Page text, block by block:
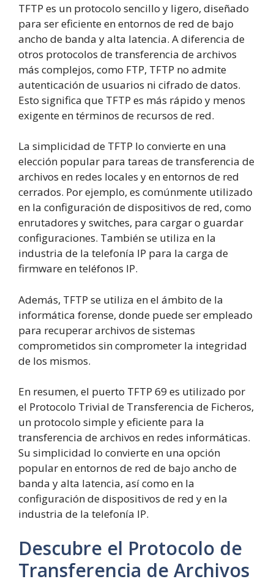
TFTP es un protocolo sencillo y ligero, diseñado
para ser eficiente en entornos de red de bajo
ancho de banda y alta latencia. A diferencia de
otros protocolos de transferencia de archivos
más complejos, como FTP, TFTP no admite
autenticación de usuarios ni cifrado de datos.
Esto significa que TFTP es más rápido y menos
exigente en términos de recursos de red.
La simplicidad de TFTP lo convierte en una
elección popular para tareas de transferencia de
archivos en redes locales y en entornos de red
cerrados. Por ejemplo, es comúnmente utilizado
en la configuración de dispositivos de red, como
enrutadores y switches, para cargar o guardar
configuraciones. También se utiliza en la
industria de la telefonía IP para la carga de
firmware en teléfonos IP.
Además, TFTP se utiliza en el ámbito de la
informática forense, donde puede ser empleado
para recuperar archivos de sistemas
comprometidos sin comprometer la integridad
de los mismos.
En resumen, el puerto TFTP 69 es utilizado por
el Protocolo Trivial de Transferencia de Ficheros,
un protocolo simple y eficiente para la
transferencia de archivos en redes informáticas.
Su simplicidad lo convierte en una opción
popular en entornos de red de bajo ancho de
banda y alta latencia, así como en la
configuración de dispositivos de red y en la
industria de la telefonía IP.
Descubre el Protocolo de
Transferencia de Archivos